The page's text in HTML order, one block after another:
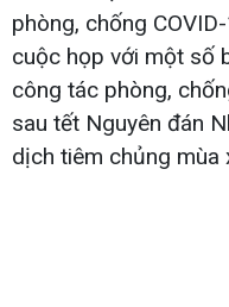
phòng, chống
cuộc họp với một số
công tác phòng,
sau tết Nguyên đán
dịch tiêm chủng mùa